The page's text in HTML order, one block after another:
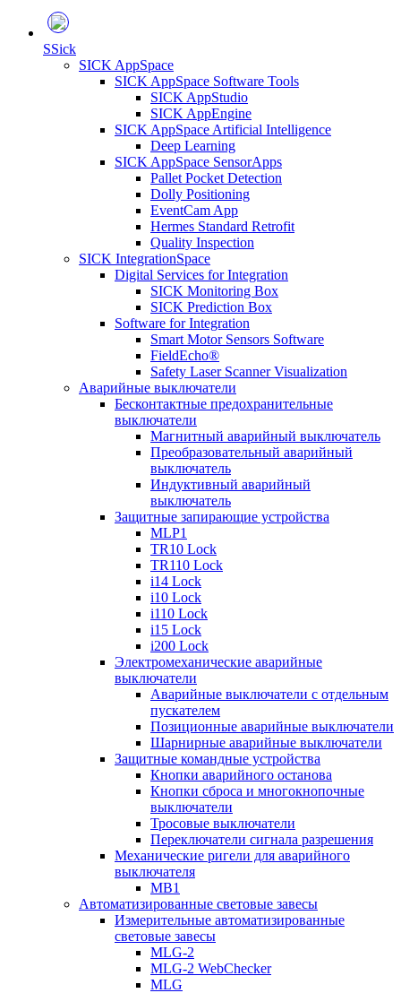
SSick
SICK AppSpace
SICK AppSpace Software Tools
SICK AppStudio
SICK AppEngine
SICK AppSpace Artificial Intelligence
Deep Learning
SICK AppSpace SensorApps
Pallet Pocket Detection
Dolly Positioning
EventCam App
Hermes Standard Retrofit
Quality Inspection
SICK IntegrationSpace
Digital Services for Integration
SICK Monitoring Box
SICK Prediction Box
Software for Integration
Smart Motor Sensors Software
FieldEcho®
Safety Laser Scanner Visualization
Аварийные выключатели
Бесконтактные предохранительные
выключатели
Магнитный аварийный выключатель
Преобразовательный аварийный
выключатель
Индуктивный аварийный
выключатель
Защитные запирающие устройства
MLP1
TR10 Lock
TR110 Lock
i14 Lock
i10 Lock
i110 Lock
i15 Lock
i200 Lock
Электромеханические аварийные
выключатели
Аварийные выключатели с отдельным
пускателем
Позиционные аварийные выключатели
Шарнирные аварийные выключатели
Защитные командные устройства
Кнопки аварийного останова
Кнопки сброса и многокнопочные
выключатели
Тросовые выключатели
Переключатели сигнала разрешения
Механические ригели для аварийного
выключателя
MB1
Автоматизированные световые завесы
Измерительные автоматизированные
световые завесы
MLG-2
MLG-2 WebChecker
MLG